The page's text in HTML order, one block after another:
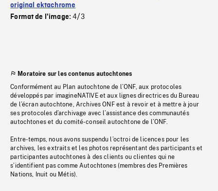
original ektachrome
Format de l'image:4/3
Moratoire sur les contenus autochtones
Conformément au Plan autochtone de l’ONF, aux protocoles
développés par imagineNATIVE et aux lignes directrices du Bureau
de l’écran autochtone, Archives ONF est à revoir et à mettre à jour
ses protocoles d’archivage avec l’assistance des communautés
autochtones et du comité-conseil autochtone de l’ONF.
Entre-temps, nous avons suspendu l’octroi de licences pour les
archives, les extraits et les photos représentant des participants et
participantes autochtones à des clients ou clientes qui ne
s’identifient pas comme Autochtones (membres des Premières
Nations, Inuit ou Métis).